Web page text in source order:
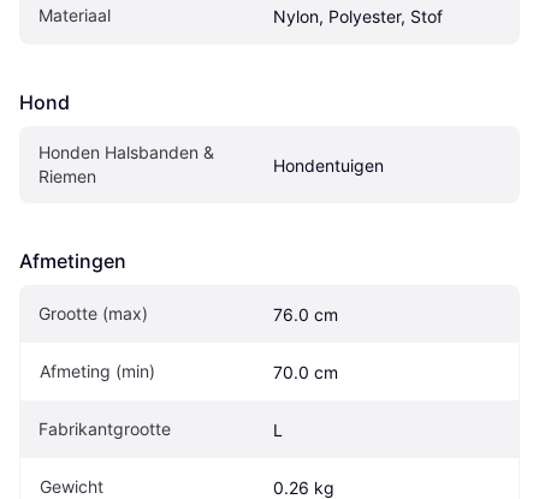
Materiaal Nylon, Polyester, Stof
Hond
Honden Halsbanden &
Riemen
Hondentuigen
Afmetingen
Grootte (max) 76.0 cm
Afmeting (min) 70.0 cm
Fabrikantgrootte L
Gewicht 0.26 kg